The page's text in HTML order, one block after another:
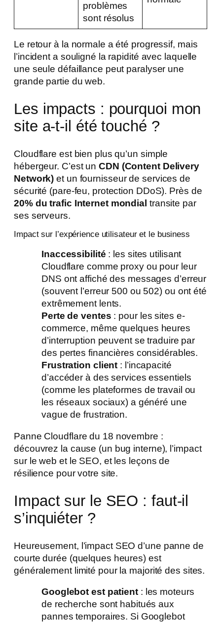
problèmes
sont résolus
Le retour à la normale a été progressif, mais
l’incident a souligné la rapidité avec laquelle
une seule défaillance peut paralyser une
grande partie du web.
Les impacts : pourquoi mon
site a-t-il été touché ?
Cloudflare est bien plus qu’un simple
hébergeur. C’est un CDN (Content Delivery
Network) et un fournisseur de services de
sécurité (pare-feu, protection DDoS). Près de
20% du trafic Internet mondial transite par
ses serveurs.
Impact sur l’expérience utilisateur et le business
Inaccessibilité : les sites utilisant
Cloudflare comme proxy ou pour leur
DNS ont affiché des messages d’erreur
(souvent l’erreur 500 ou 502) ou ont été
extrêmement lents.
Perte de ventes : pour les sites e-
commerce, même quelques heures
d’interruption peuvent se traduire par
des pertes financières considérables.
Frustration client : l’incapacité
d’accéder à des services essentiels
(comme les plateformes de travail ou
les réseaux sociaux) a généré une
vague de frustration.
Panne Cloudflare du 18 novembre :
découvrez la cause (un bug interne), l’impact
sur le web et le SEO, et les leçons de
résilience pour votre site.
Impact sur le SEO : faut-il
s’inquiéter ?
Heureusement, l’impact SEO d’une panne de
courte durée (quelques heures) est
généralement limité pour la majorité des sites.
Googlebot est patient : les moteurs
de recherche sont habitués aux
pannes temporaires. Si Googlebot